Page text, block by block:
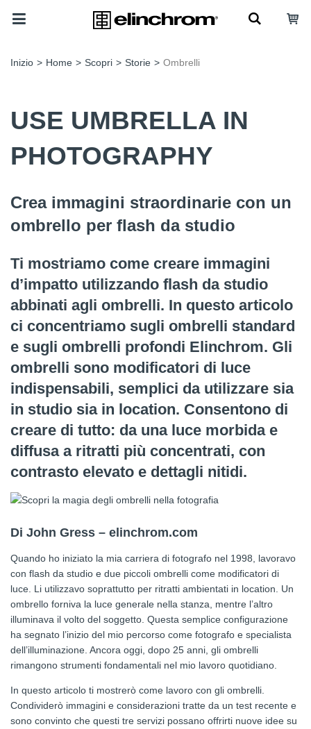
Inizio > Home > Scopri > Storie > Ombrelli
USE UMBRELLA IN
PHOTOGRAPHY
Crea immagini straordinarie con un
ombrello per flash da studio
Ti mostriamo come creare immagini
d’impatto utilizzando flash da studio
abbinati agli ombrelli. In questo articolo
ci concentriamo sugli ombrelli standard
e sugli ombrelli profondi Elinchrom. Gli
ombrelli sono modificatori di luce
indispensabili, semplici da utilizzare sia
in studio sia in location. Consentono di
creare di tutto: da una luce morbida e
diffusa a ritratti più concentrati, con
contrasto elevato e dettagli nitidi.
Di John Gress – elinchrom.com
Quando ho iniziato la mia carriera di fotografo nel 1998, lavoravo
con flash da studio e due piccoli ombrelli come modificatori di
luce. Li utilizzavo soprattutto per ritratti ambientati in location. Un
ombrello forniva la luce generale nella stanza, mentre l’altro
illuminava il volto del soggetto. Questa semplice configurazione
ha segnato l’inizio del mio percorso come fotografo e specialista
dell’illuminazione. Ancora oggi, dopo 25 anni, gli ombrelli
rimangono strumenti fondamentali nel mio lavoro quotidiano.
In questo articolo ti mostrerò come lavoro con gli ombrelli.
Condividerò immagini e considerazioni tratte da un test recente e
sono convinto che questi tre servizi possano offrirti nuove idee su